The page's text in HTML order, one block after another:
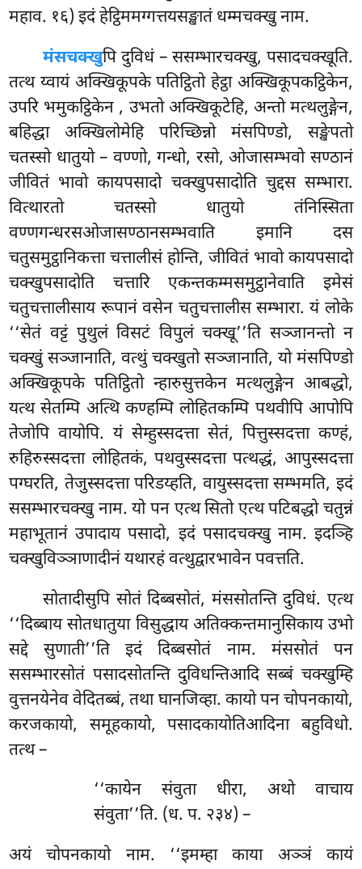
महाव. १६) इदं हेट्ठिममग्गत्तयसङ्खातं धम्मचक्खु नाम.
मंसचक्खुपि दुविधं – ससम्भारचक्खु, पसादचक्खूति.
तत्थ य्वायं अक्खिकूपके पतिट्ठितो हेट्ठा अक्खिकूपकट्ठिकेन,
उपरि भमुकट्ठिकेन , उभतो अक्खिकूटेहि, अन्तो मत्थलुङ्गेन,
बहिद्धा अक्खिलोमेहि परिच्छिन्नो मंसपिण्डो, सङ्खेपतो
चतस्सो धातुयो – वण्णो, गन्धो, रसो, ओजासम्भवो सण्ठानं
जीवितं भावो कायपसादो चक्खुपसादोति चुद्दस सम्भारा.
वित्थारतो चतस्सो धातुयो तंनिस्सिता
वण्णगन्धरसओजासण्ठानसम्भवाति इमानि दस
चतुसमुट्ठानिकत्ता चत्तालीसं होन्ति, जीवितं भावो कायपसादो
चक्खुपसादोति चत्तारि एकन्तकम्मसमुट्ठानेवाति इमेसं
चतुचत्तालीसाय रूपानं वसेन चतुचत्तालीस सम्भारा. यं लोके
‘‘सेतं वट्टं पुथुलं विसटं विपुलं चक्खू’’ति सञ्जानन्तो न
चक्खुं सञ्जानाति, वत्थुं चक्खुतो सञ्जानाति, यो मंसपिण्डो
अक्खिकूपके पतिट्ठितो न्हारुसुत्तकेन मत्थलुङ्गेन आबद्धो,
यत्थ सेतम्पि अत्थि कण्हम्पि लोहितकम्पि पथवीपि आपोपि
तेजोपि वायोपि. यं सेम्हुस्सदत्ता सेतं, पित्तुस्सदत्ता कण्हं,
रुहिरुस्सदत्ता लोहितकं, पथवुस्सदत्ता पत्थद्धं, आपुस्सदत्ता
पग्घरति, तेजुस्सदत्ता परिडय्हति, वायुस्सदत्ता सम्भमति, इदं
ससम्भारचक्खु नाम. यो पन एत्थ सितो एत्थ पटिबद्धो चतुन्नं
महाभूतानं उपादाय पसादो, इदं पसादचक्खु नाम. इदञ्हि
चक्खुविञ्ञाणादीनं यथारहं वत्थुद्वारभावेन पवत्तति.
सोतादीसुपि सोतं दिब्बसोतं, मंससोतन्ति दुविधं. एत्थ
‘‘दिब्बाय सोतधातुया विसुद्धाय अतिक्कन्तमानुसिकाय उभो
सद्दे सुणाती’’ति इदं दिब्बसोतं नाम. मंससोतं पन
ससम्भारसोतं पसादसोतन्ति दुविधन्तिआदि सब्बं चक्खुम्हि
वुत्तनयेनेव वेदितब्बं, तथा घानजिव्हा. कायो पन चोपनकायो,
करजकायो, समूहकायो, पसादकायोतिआदिना बहुविधो.
तत्थ –
‘‘कायेन संवुता धीरा, अथो वाचाय
संवुता’’ति. (ध. प. २३४) –
अयं चोपनकायो नाम. ‘‘इमम्हा काया अञ्ञं कायं